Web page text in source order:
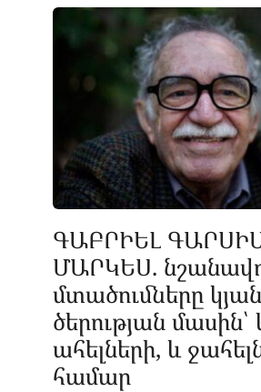
ԳԱԲՐԻԵԼ
ՄԱՐԿԵՍ.
մտածումները
ծերության մասին՝
ահելների, և
համար